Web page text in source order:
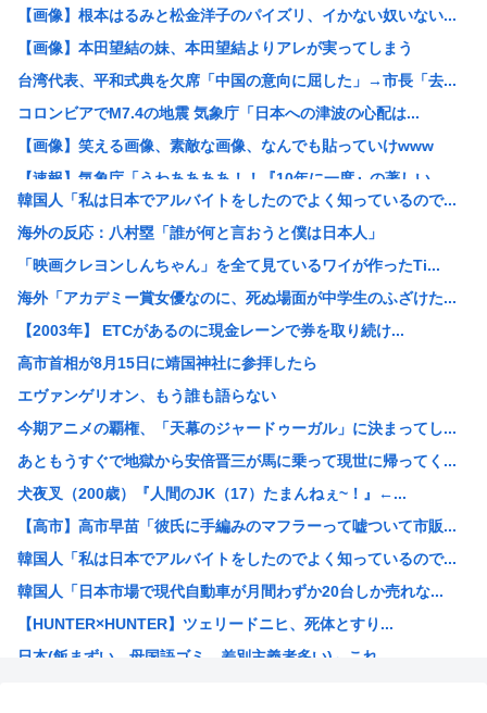
【画像】根本はるみと松金洋子のパイズリ、イかない奴いない...
【画像】本田望結の妹、本田望結よりアレが実ってしまう
台湾代表、平和式典を欠席「中国の意向に屈した」→市長「去...
コロンビアでM7.4の地震 気象庁「日本への津波の心配は...
【画像】笑える画像、素敵な画像、なんでも貼っていけwww
【速報】気象庁「うわああああ！！『10年に一度』の著しい...
【画像】女子高生「ガラス張りの床に上がったら下から丸見え...
【衝撃】大学生ワイ、株で大儲けした結果www(※画像あり...
【区画】なんだよこの漫画ｗｗｗ【注意】
【衝撃】四国で出土した1300年前のお皿、「あの足跡」が...
【画像】乳がん検査エロすぎワロタｗｗｗ
【悲報】IQ40未満の男、フォークリフト資格を強制抹消さ...
【高学歴発達障害】IQ凸凹でも生きる道はある？プラント保...
【画像】「エロアニメ」、一向に進化しないwww
定食屋ワイ「天ぷらうどん」店員「お待ちどう」蕎麦アレルギ...
30代夫婦「助けて！ 念願のマイホームが東京に建てられな...
【画像】ショートスリーパー堀大輔さんの若い頃がイケメンス...
【衝撃】NHKさん、みんなが見て見ぬふりをしてきた事を突...
樹里と中学生のカーセクロス完全版。捜索進展した！
【動画像】ミス東大が可愛いと話題に
韓国人「私は日本でアルバイトをしたのでよく知っているので...
海外の反応：八村塁「誰が何と言おうと僕は日本人」
「映画クレヨンしんちゃん」を全て見ているワイが作ったTi...
海外「アカデミー賞女優なのに、死ぬ場面が中学生のふざけた...
【2003年】 ETCがあるのに現金レーンで券を取り続け...
高市首相が8月15日に靖国神社に参拝したら
エヴァンゲリオン、もう誰も語らない
今期アニメの覇権、「天幕のジャードゥーガル」に決まってし...
あともうすぐで地獄から安倍晋三が馬に乗って現世に帰ってく...
犬夜叉（200歳）『人間のJK（17）たまんねぇ~！』←...
【高市】高市早苗「彼氏に手編みのマフラーって嘘ついて市販...
韓国人「私は日本でアルバイトをしたのでよく知っているので...
韓国人「日本市場で現代自動車が月間わずか20台しか売れな...
【HUNTER×HUNTER】ツェリードニヒ、死体とすり...
日本(飯まずい、母国語ゴミ、差別主義者多い)←これ